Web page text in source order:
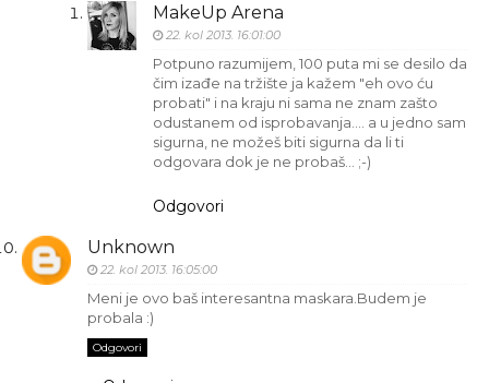
MakeUp Arena
22. kol 2013. 16:01:00
Potpuno razumijem, 100 puta mi se desilo da
čim izađe na tržište ja kažem "eh ovo ću
probati" i na kraju ni sama ne znam zašto
odustanem od isprobavanja.... a u jedno sam
sigurna, ne možeš biti sigurna da li ti
odgovara dok je ne probaš... ;-)
Odgovori
Unknown
22. kol 2013. 16:05:00
Meni je ovo baš interesantna maskara.Budem je
probala :)
Odgovori